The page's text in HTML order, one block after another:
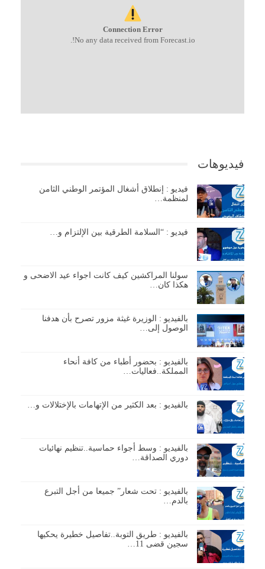
Connection Error
No any data received from Forecast.io!.
فيديوهات
فيديو : إنطلاق أشغال المؤتمر الوطني الثامن
لمنظمة…
فيديو : “السلامة الطرقية بين الإلتزام و…
سولنا المراكشين كيف كانت اجواء عيد الاضحى و
هكذا كان…
بالفيديو : الوزيرة غيثة مزور تصرح بأن هدفنا
الوصول إلى…
بالفيديو : بحضور أطباء من كافة أنحاء
المملكة..فعاليات…
بالفيديو : بعد الكثير من الإتهامات بالإختلالات و…
بالفيديو : وسط أجواء حماسية..تنظيم نهائيات
دوري الصداقة…
بالفيديو : تحت شعار” جميعا من أجل التبرع
بالدم…
بالفيديو : طريق التوبة..تفاصيل خطيرة يحكيها
سجين قضى 11…